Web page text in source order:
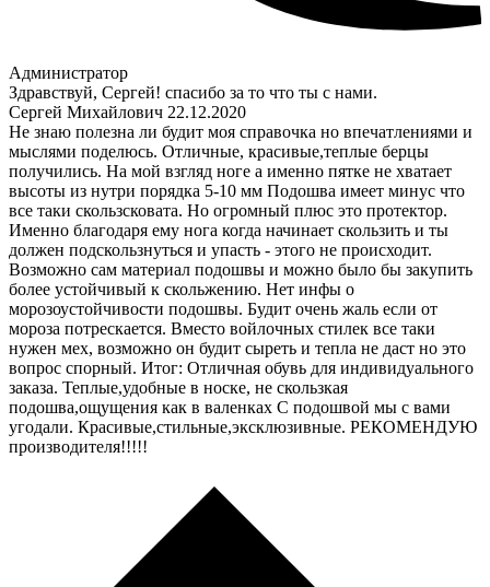
Администратор
Здравствуй, Сергей! спасибо за то что ты с нами.
Сергей Михайлович 22.12.2020
Не знаю полезна ли будит моя справочка но впечатлениями и
мыслями поделюсь. Отличные, красивые,теплые берцы
получились. На мой взгляд ноге а именно пятке не хватает
высоты из нутри порядка 5-10 мм Подошва имеет минус что
все таки скользсковата. Но огромный плюс это протектор.
Именно благодаря ему нога когда начинает скользить и ты
должен подскользнуться и упасть - этого не происходит.
Возможно сам материал подошвы и можно было бы закупить
более устойчивый к скольжению. Нет инфы о
морозоустойчивости подошвы. Будит очень жаль если от
мороза потрескается. Вместо войлочных стилек все таки
нужен мех, возможно он будит сыреть и тепла не даст но это
вопрос спорный. Итог: Отличная обувь для индивидуального
заказа. Теплые,удобные в носке, не скользкая
подошва,ощущения как в валенках С подошвой мы с вами
угодали. Красивые,стильные,эксклюзивные. РЕКОМЕНДУЮ
производителя!!!!!